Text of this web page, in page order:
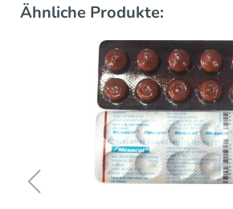
Ähnliche Produkte: